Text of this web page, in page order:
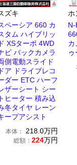
ズキ
ペーシア 660 カ
タム ハイブリッ
ド XSターボ 4WD
ビ バックカメラ
側電動スライド
ドア ドライブレコ
ダー ETC ハーフ
ザーシート シー
トヒーター 積み込
冬タイヤ レーン
ープアシスト
本体： 218.0万円
総額： 224万円
ホ